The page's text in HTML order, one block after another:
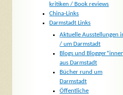
kritiken / Book reviews
China-Links
Darmstadt Links
Aktuelle Ausstellungen
/ um Darmstadt
Blogs und Blogger*innen
aus Darmstadt
Bücher rund um
Darmstadt
Öffentliche